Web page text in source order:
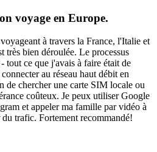
voyage en Europe.
à travers la France, l'Italie et
très bien déroulée. Le processus
tout ce que j'avais à faire était de
au réseau haut débit en
de chercher une carte SIM locale ou
coûteux. Je peux utiliser Google
et appeler ma famille par vidéo à
trafic. Fortement recommandé!